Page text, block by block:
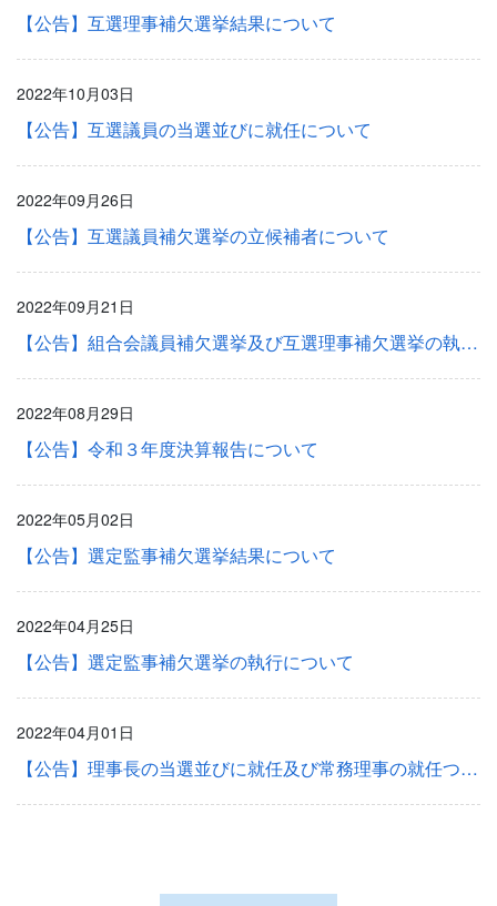
【公告】互選理事補欠選挙結果について
2022年10月03日
【公告】互選議員の当選並びに就任について
2022年09月26日
【公告】互選議員補欠選挙の立候補者について
2022年09月21日
【公告】組合会議員補欠選挙及び互選理事補欠選挙の執行について
2022年08月29日
【公告】令和３年度決算報告について
2022年05月02日
【公告】選定監事補欠選挙結果について
2022年04月25日
【公告】選定監事補欠選挙の執行について
2022年04月01日
【公告】理事長の当選並びに就任及び常務理事の就任ついて